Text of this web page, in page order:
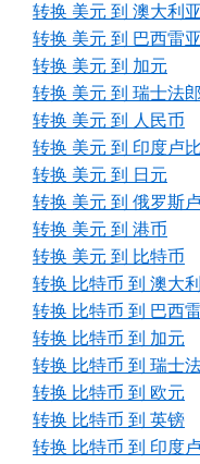
转换 美元 到 澳大利
转换 美元 到 巴西雷
转换 美元 到 加元
转换 美元 到 瑞士法郎
转换 美元 到 人民币
转换 美元 到 印度卢比
转换 美元 到 日元
转换 美元 到 俄罗斯
转换 美元 到 港币
转换 美元 到 比特币
转换 比特币 到 澳大
转换 比特币 到 巴西
转换 比特币 到 加元
转换 比特币 到 瑞士
转换 比特币 到 欧元
转换 比特币 到 英镑
转换 比特币 到 印度